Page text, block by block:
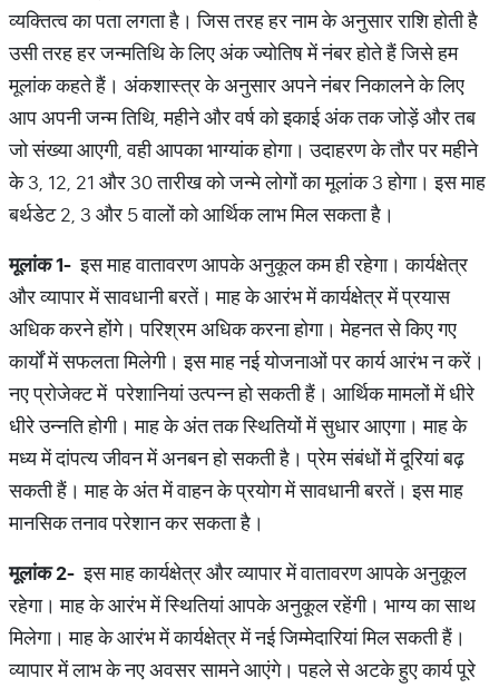
व्यक्तित्व का पता लगता है। जिस तरह हर नाम के अनुसार राशि होती है
उसी तरह हर जन्मतिथि के लिए अंक ज्योतिष में नंबर होते हैं जिसे हम
मूलांक कहते हैं। अंकशास्त्र के अनुसार अपने नंबर निकालने के लिए
आप अपनी जन्म तिथि, महीने और वर्ष को इकाई अंक तक जोड़ें और तब
जो संख्या आएगी, वही आपका भाग्यांक होगा। उदाहरण के तौर पर महीने
के 3, 12, 21 और 30 तारीख को जन्मे लोगों का मूलांक 3 होगा। इस माह
बर्थडेट 2, 3 और 5 वालों को आर्थिक लाभ मिल सकता है।
मूलांक1-इस माह वातावरण आपके अनुकूल कम ही रहेगा। कार्यक्षेत्र
और व्यापार में सावधानी बरतें। माह के आरंभ में कार्यक्षेत्र में प्रयास
अधिक करने होंगे। परिश्रम अधिक करना होगा। मेहनत से किए गए
कार्यों में सफलता मिलेगी। इस माह नई योजनाओं पर कार्य आरंभ न करें।
नए प्रोजेक्ट में परेशानियां उत्पन्न हो सकती हैं। आर्थिक मामलों में धीरे
धीरे उन्नति होगी। माह के अंत तक स्थितियों में सुधार आएगा। माह के
मध्य में दांपत्य जीवन में अनबन हो सकती है। प्रेम संबंधों में दूरियां बढ़
सकती हैं। माह के अंत में वाहन के प्रयोग में सावधानी बरतें। इस माह
मानसिक तनाव परेशान कर सकता है।
मूलांक2-इस माह कार्यक्षेत्र और व्यापार में वातावरण आपके अनुकूल
रहेगा। माह के आरंभ में स्थितियां आपके अनुकूल रहेंगी। भाग्य का साथ
मिलेगा। माह के आरंभ में कार्यक्षेत्र में नई जिम्मेदारियां मिल सकती हैं।
व्यापार में लाभ के नए अवसर सामने आएंगे। पहले से अटके हुए कार्य पूरे